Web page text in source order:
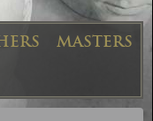
MASTERS